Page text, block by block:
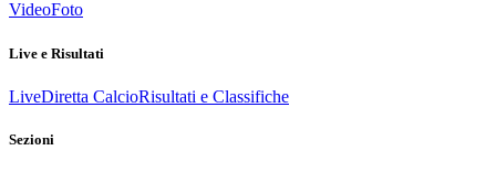
VideoFoto
Live e Risultati
LiveDiretta CalcioRisultati e Classifiche
Sezioni